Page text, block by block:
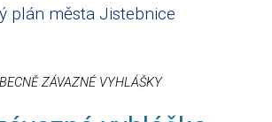
plán města Jistebnice
ZÁVAZNÉ VYHLÁŠKY